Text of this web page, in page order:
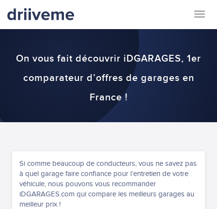
On vous fait découvrir iDGARAGES, 1er
comparateur d’offres de garages en
France !
Si comme beaucoup de conducteurs, vous ne savez pas
à quel garage faire confiance pour l’entretien de votre
véhicule, nous pouvons vous recommander
iDGARAGES.com qui compare les meilleurs garages au
meilleur prix !